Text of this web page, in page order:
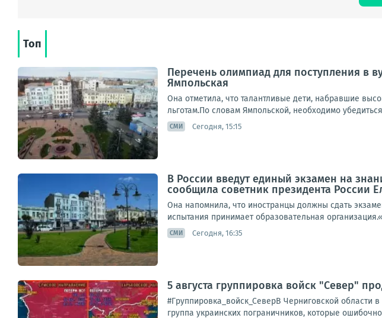
Топ
Перечень олимпиад для поступления в
Ямпольская
Она отметила, что талантливые дети, набравшие
льготам.По словам Ямпольской, необходимо
СМИ Сегодня, 15:15
В России введут единый экзамен на
сообщила советник президента России
Она напомнила, что иностранцы должны сдать
испытания принимает образовательная
СМИ Сегодня, 16:35
5 августа группировка войск "Север"
#Группировка_войск_СеверВ Черниговской
группа украинских пограничников, которые